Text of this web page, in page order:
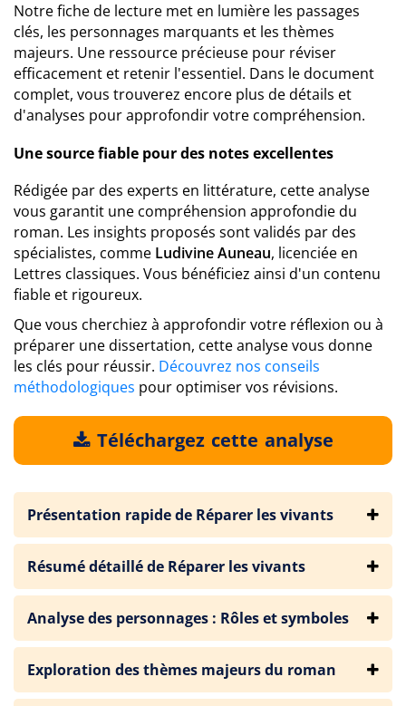
Notre fiche de lecture met en lumière les passages
clés, les personnages marquants et les thèmes
majeurs. Une ressource précieuse pour réviser
efficacement et retenir l'essentiel. Dans le document
complet, vous trouverez encore plus de détails et
d'analyses pour approfondir votre compréhension.
Une source fiable pour des notes excellentes
Rédigée par des experts en littérature, cette analyse
vous garantit une compréhension approfondie du
roman. Les insights proposés sont validés par des
spécialistes, comme Ludivine Auneau, licenciée en
Lettres classiques. Vous bénéficiez ainsi d'un contenu
fiable et rigoureux.
Que vous cherchiez à approfondir votre réflexion ou à
préparer une dissertation, cette analyse vous donne
les clés pour réussir. Découvrez nos conseils
méthodologiques pour optimiser vos révisions.
Téléchargez cette analyse
Présentation rapide de Réparer les vivants
Résumé détaillé de Réparer les vivants
Analyse des personnages : Rôles et symboles
Exploration des thèmes majeurs du roman